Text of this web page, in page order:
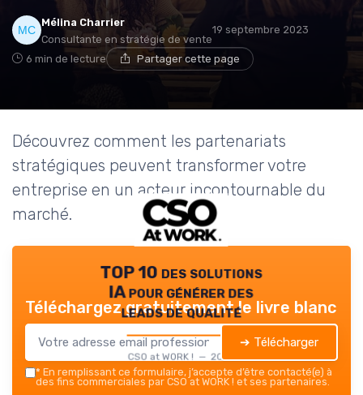
Mélina Charrier
Consultante en stratégie de vente
19 septembre 2023
6 min de lecture Partager cette page
Découvrez comment les partenariats
stratégiques peuvent transformer votre
entreprise en un acteur incontournable du
marché.
TOP 10 des solutions
IA pour générer des
leads de qualité
CSO at WORK ! — 2026
Téléchargez gratuitement le livre blanc
➔ Télécharger
* En remplissant ce formulaire, j’accepte d’être contacté(e) à
des fins commerciales par CSO at WORK ! et ses partenaires.